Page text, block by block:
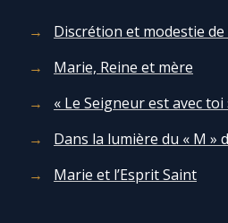
Discrétion et modestie
Marie, Reine et mère
« Le Seigneur est avec toi
Dans la lumière du « M »
Marie et l’Esprit Saint